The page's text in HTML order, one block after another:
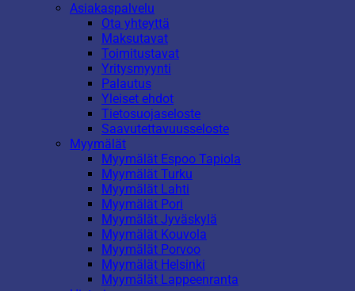
Asiakaspalvelu
Ota yhteyttä
Maksutavat
Toimitustavat
Yritysmyynti
Palautus
Yleiset ehdot
Tietosuojaseloste
Saavutettavuusseloste
Myymälät
Myymälät Espoo Tapiola
Myymälät Turku
Myymälät Lahti
Myymälät Pori
Myymälät Jyväskylä
Myymälät Kouvola
Myymälät Porvoo
Myymälät Helsinki
Myymälät Lappeenranta